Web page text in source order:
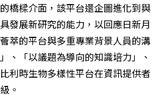
橋樑介面，該平台還企圖進化到與
發展新研究的能力，以回應日新月
萃的平台與多重專業背景人員的溝
、「以議題為導向的知識培力」、
利時生物多樣性平台在資訊提供者
。